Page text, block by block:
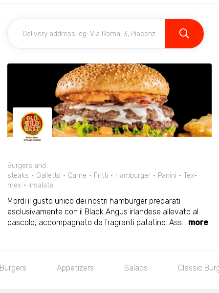
Burgers and
steaks
Galletto Carne Fritti Hamburger Panini
Tex-
mex
Insalate
Mordi il gusto unico dei nostri hamburger preparati
esclusivamente con il Black Angus irlandese allevato al
pascolo, accompagnato da fragranti patatine. Ass... more
Appetizers Salads Classic